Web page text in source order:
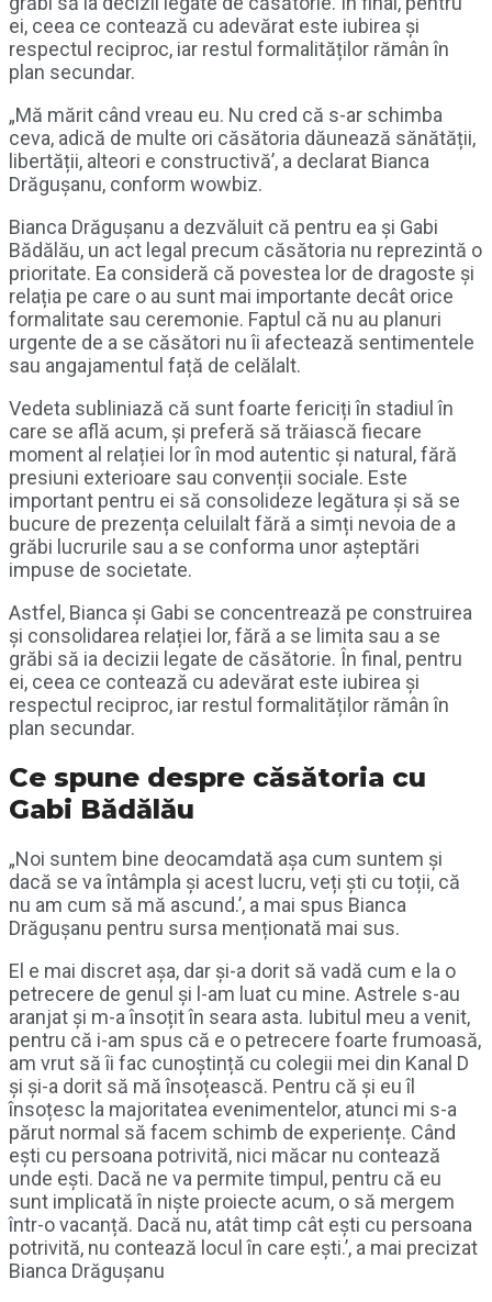
ei, ceea ce contează cu adevărat este iubirea și
respectul reciproc, iar restul formalităților rămân în
plan secundar.
„Mă mărit când vreau eu. Nu cred că s-ar schimba
ceva, adică de multe ori căsătoria dăunează sănătății,
libertății, alteori e constructivă’, a declarat Bianca
Drăgușanu, conform wowbiz.
Bianca Drăgușanu a dezvăluit că pentru ea și Gabi
Bădălău, un act legal precum căsătoria nu reprezintă o
prioritate. Ea consideră că povestea lor de dragoste și
relația pe care o au sunt mai importante decât orice
formalitate sau ceremonie. Faptul că nu au planuri
urgente de a se căsători nu îi afectează sentimentele
sau angajamentul față de celălalt.
Vedeta subliniază că sunt foarte fericiți în stadiul în
care se află acum, și preferă să trăiască fiecare
moment al relației lor în mod autentic și natural, fără
presiuni exterioare sau convenții sociale. Este
important pentru ei să consolideze legătura și să se
bucure de prezența celuilalt fără a simți nevoia de a
grăbi lucrurile sau a se conforma unor așteptări
impuse de societate.
Astfel, Bianca și Gabi se concentrează pe construirea
și consolidarea relației lor, fără a se limita sau a se
grăbi să ia decizii legate de căsătorie. În final, pentru
ei, ceea ce contează cu adevărat este iubirea și
respectul reciproc, iar restul formalităților rămân în
plan secundar.
Ce spune despre căsătoria cu
Gabi Bădălău
„Noi suntem bine deocamdată așa cum suntem și
dacă se va întâmpla și acest lucru, veți ști cu toții, că
nu am cum să mă ascund.’, a mai spus Bianca
Drăgușanu pentru sursa menționată mai sus.
El e mai discret așa, dar și-a dorit să vadă cum e la o
petrecere de genul și l-am luat cu mine. Astrele s-au
aranjat și m-a însoțit în seara asta. Iubitul meu a venit,
pentru că i-am spus că e o petrecere foarte frumoasă,
am vrut să îi fac cunoștință cu colegii mei din Kanal D
și și-a dorit să mă însoțească. Pentru că și eu îl
însoțesc la majoritatea evenimentelor, atunci mi s-a
părut normal să facem schimb de experiențe. Când
ești cu persoana potrivită, nici măcar nu contează
unde ești. Dacă ne va permite timpul, pentru că eu
sunt implicată în niște proiecte acum, o să mergem
într-o vacanță. Dacă nu, atât timp cât ești cu persoana
potrivită, nu contează locul în care ești.’, a mai precizat
Bianca Drăgușanu